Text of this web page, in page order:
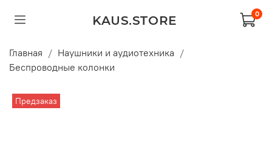
KAUS.STORE 0
Главная
Наушники и аудиотехника
Беспроводные колонки
Предзаказ